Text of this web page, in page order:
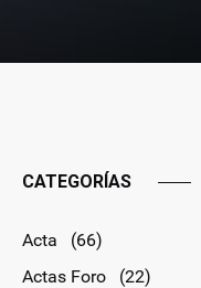
CATEGORÍAS
Acta
(66)
Actas Foro
(22)